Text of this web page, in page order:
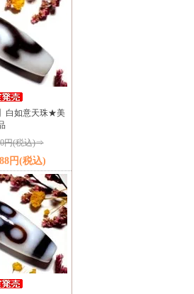
白如意天珠★美
円(税込)⇒
円(税込)